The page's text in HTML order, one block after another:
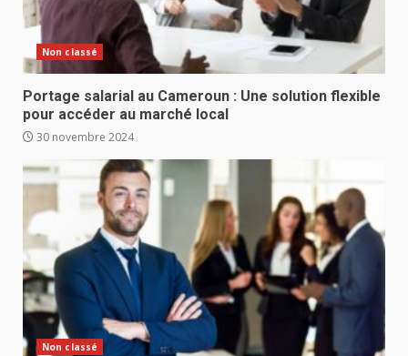
Non classé
Portage salarial au Cameroun : Une solution flexible
pour accéder au marché local
30 novembre 2024
Non classé